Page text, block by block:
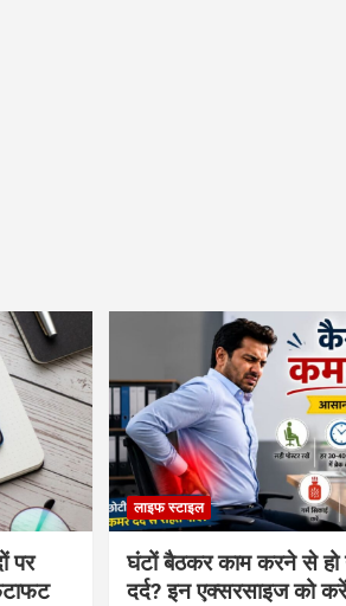
पर
लाइफ स्टाइल
घंटों बैठकर काम करने से हो
दर्द? इन एक्सरसाइज को